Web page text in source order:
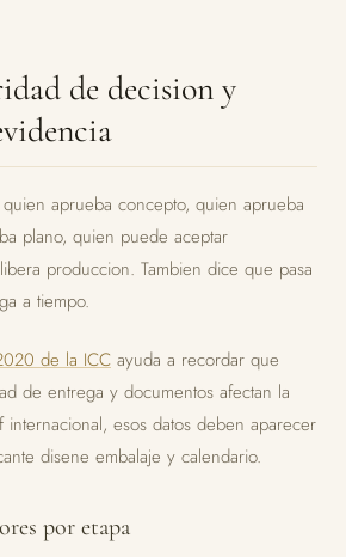
de decision y
aprueba concepto, quien aprueba
plano, quien puede aceptar
produccion. Tambien dice que pasa
a tiempo.
de la ICC ayuda a recordar que
de entrega y documentos afectan la
esos datos deben aparecer
disene embalaje y calendario.
por etapa